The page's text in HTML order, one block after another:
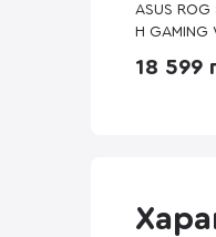
ASUS ROG
H GAMING
18 599